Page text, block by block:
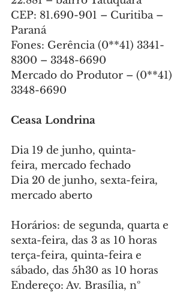
CEP: 81.690-901 – Curitiba –
Paraná
Fones: Gerência (0**41) 3341-
8300 – 3348-6690
Mercado do Produtor – (0**41)
3348-6690
Ceasa Londrina
Dia 19 de junho, quinta-
feira, mercado fechado
Dia 20 de junho, sexta-feira,
mercado aberto
Horários: de segunda, quarta e
sexta-feira, das 3 as 10 horas
terça-feira, quinta-feira e
sábado, das 5h30 as 10 horas
Endereço: Av. Brasília, nº